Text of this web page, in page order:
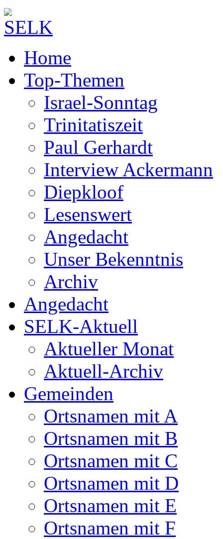
Home
Top-Themen
Israel-Sonntag
Trinitatiszeit
Paul Gerhardt
Interview Ackermann
Diepkloof
Lesenswert
Angedacht
Unser Bekenntnis
Archiv
Angedacht
SELK-Aktuell
Aktueller Monat
Aktuell-Archiv
Gemeinden
Ortsnamen mit A
Ortsnamen mit B
Ortsnamen mit C
Ortsnamen mit D
Ortsnamen mit E
Ortsnamen mit F